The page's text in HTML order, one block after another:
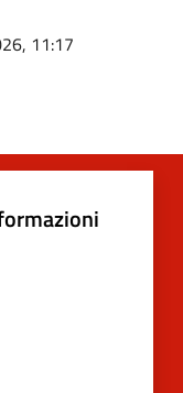
11:17